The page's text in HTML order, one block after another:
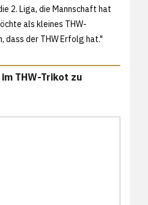
2. Liga, die Mannschaft hat
als kleines THW-
dass der THW Erfolg hat."
THW-Trikot zu